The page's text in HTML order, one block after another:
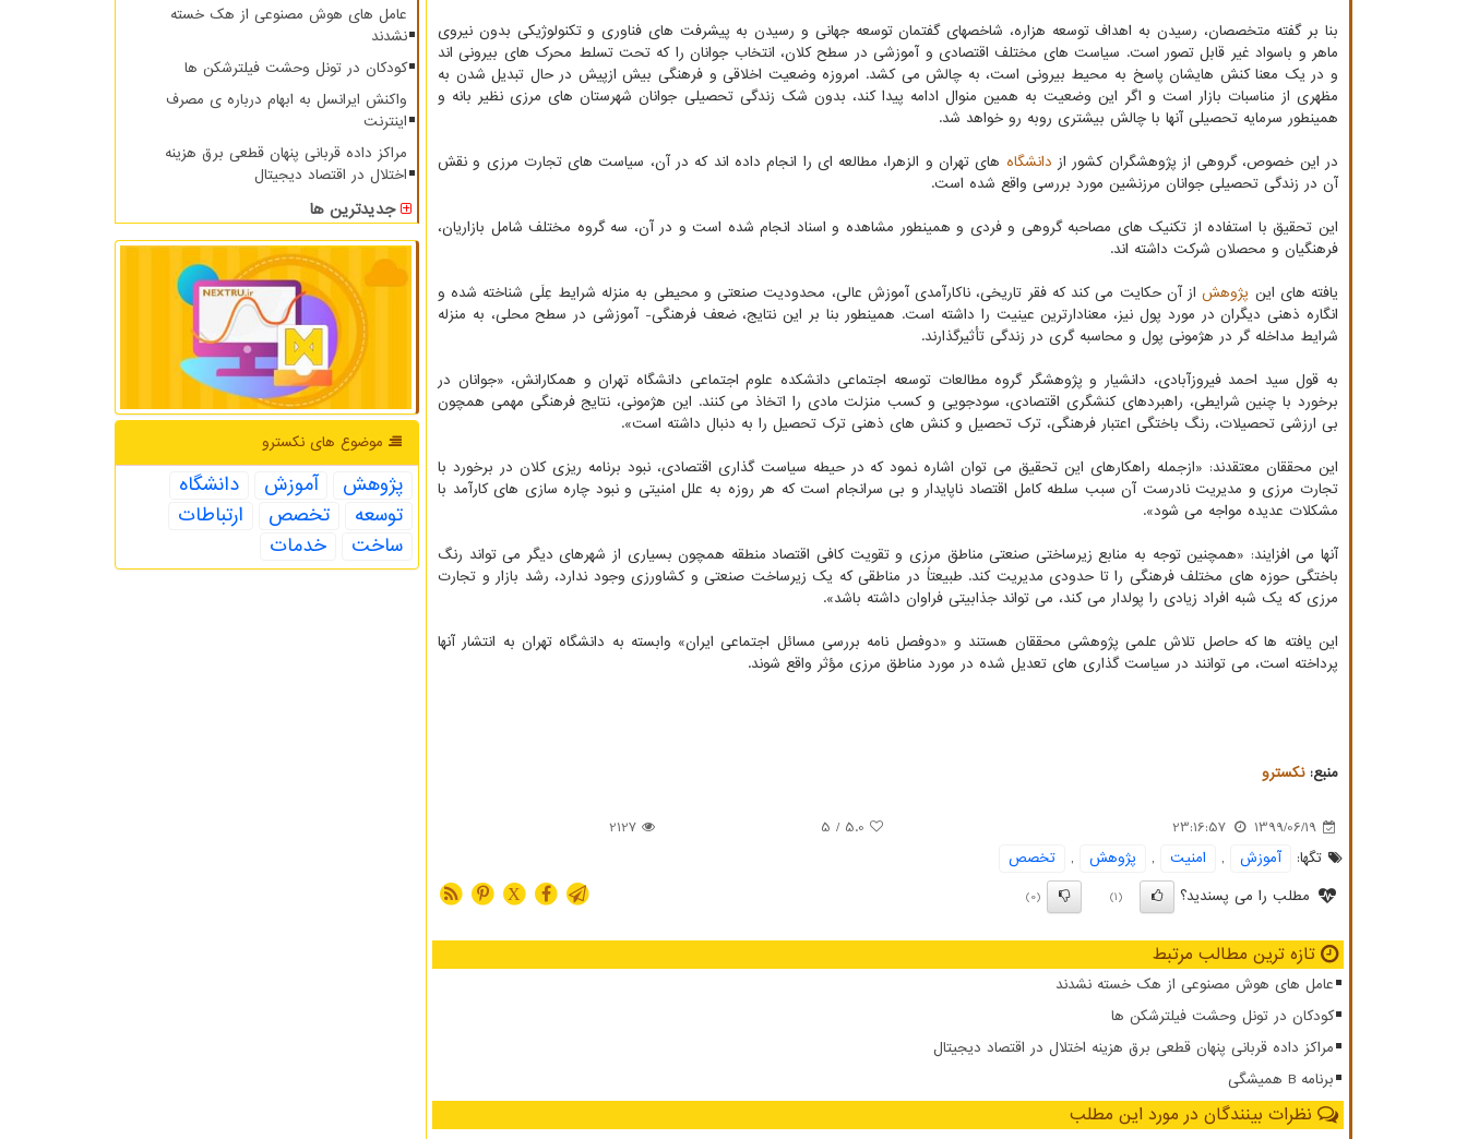
بنا بر گفته متخصصان، رسیدن به اهداف توسعه هزاره، شاخصهای گفتمان توسعه جهانی و رسیدن به پیشرفت های فناوری و تکنولوژیکی بدون نیروی
ماهر و باسواد غیر قابل تصور است. سیاست های مختلف اقتصادی و آموزشی در سطح کلان، انتخاب جوانان را که تحت تسلط محرک های بیرونی اند
و در یک معنا کنش هایشان پاسخ به محیط بیرونی است، به چالش می کشد. امروزه وضعیت اخلاقی و فرهنگی بیش ازپیش در حال تبدیل شدن به
مظهری از مناسبات بازار است و اگر این وضعیت به همین منوال ادامه پیدا کند، بدون شک زندگی تحصیلی جوانان شهرستان های مرزی نظیر بانه و
همینطور سرمایه تحصیلی آنها با چالش بیشتری روبه رو خواهد شد.
در این خصوص، گروهی از پژوهشگران کشور از دانشگاه های تهران و الزهرا، مطالعه ای را انجام داده اند که در آن، سیاست های تجارت مرزی و نقش
آن در زندگی تحصیلی جوانان مرزنشین مورد بررسی واقع شده است.
این تحقیق با استفاده از تکنیک های مصاحبه گروهی و فردی و همینطور مشاهده و اسناد انجام شده است و در آن، سه گروه مختلف شامل بازاریان،
فرهنگیان و محصلان شرکت داشته اند.
یافته های این پژوهشاز آن حکایت می کند که فقر تاریخی، ناکارآمدی آموزش عالی، محدودیت صنعتی و محیطی به منزله شرایط عِلَی شناخته شده و
انگاره ذهنی دیگران در مورد پول نیز، معنادارترین عینیت را داشته است. همینطور بنا بر این نتایج، ضعف فرهنگی- آموزشی در سطح محلی، به منزله
شرایط مداخله گر در هژمونی پول و محاسبه گری در زندگی تأثیرگذارند.
به قول سید احمد فیروزآبادی، دانشیار و پژوهشگر گروه مطالعات توسعه اجتماعی دانشکده علوم اجتماعی دانشگاه تهران و همکارانش، «جوانان در
برخورد با چنین شرایطی، راهبردهای کنشگری اقتصادی، سودجویی و کسب منزلت مادی را اتخاذ می کنند. این هژمونی، نتایج فرهنگی مهمی همچون
بی ارزشی تحصیلات، رنگ باختگی اعتبار فرهنگی، ترک تحصیل و کنش های ذهنی ترک تحصیل را به دنبال داشته است».
این محققان معتقدند: «ازجمله راهکارهای این تحقیق می توان اشاره نمود که در حیطه سیاست گذاری اقتصادی، نبود برنامه ریزی کلان در برخورد با
تجارت مرزی و مدیریت نادرست آن سبب سلطه کامل اقتصاد ناپایدار و بی سرانجام است که هر روزه به علل امنیتی و نبود چاره سازی های کارآمد با
مشکلات عدیده مواجه می شود».
آنها می افزایند: «همچنین توجه به منابع زیرساختی صنعتی مناطق مرزی و تقویت کافی اقتصاد منطقه همچون بسیاری از شهرهای دیگر می تواند رنگ
باختگی حوزه های مختلف فرهنگی را تا حدودی مدیریت کند. طبیعتاً در مناطقی که یک زیرساخت صنعتی و کشاورزی وجود ندارد، رشد بازار و تجارت
مرزی که یک شبه افراد زیادی را پولدار می کند، می تواند جذابیتی فراوان داشته باشد».
این یافته ها که حاصل تلاش علمی پژوهشی محققان هستند و «دوفصل نامه بررسی مسائل اجتماعی ایران» وابسته به دانشگاه تهران به انتشار آنها
پرداخته است، می توانند در سیاست گذاری های تعدیل شده در مورد مناطق مرزی مؤثر واقع شوند.
منبع:نكسترو
1399/06/19
23:16:57
5.0
/ 5
2127
تگها:
آموزش , امنیت , پژوهش ,
تخصص
مطلب را می پسندید؟
(1)
(0)
X
تازه ترین مطالب مرتبط
عامل های هوش مصنوعی از هک خسته نشدند
کودکان در تونل وحشت فیلترشکن ها
مراکز داده قربانی پنهان قطعی برق هزینه اختلال در اقتصاد دیجیتال
برنامه B همیشگی
نظرات بینندگان در مورد این مطلب
عامل های هوش مصنوعی از هک خسته
نشدند
کودکان در تونل وحشت فیلترشکن ها
واکنش ایرانسل به ابهام درباره ی مصرف
اینترنت
مراکز داده قربانی پنهان قطعی برق هزینه
اختلال در اقتصاد دیجیتال
جدیدترین ها
موضوع های نكسترو
پژوهش آموزش
دانشگاه
توسعه
تخصص
ارتباطات
ساخت
خدمات